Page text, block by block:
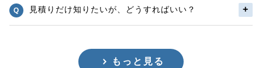
見積りだけ知りたいが、どうすればいい？
もっと見る